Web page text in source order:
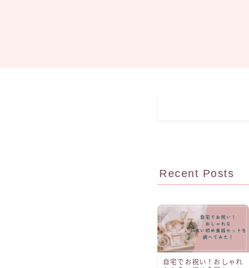
Recent Posts
自宅でお祝い！おしゃれ